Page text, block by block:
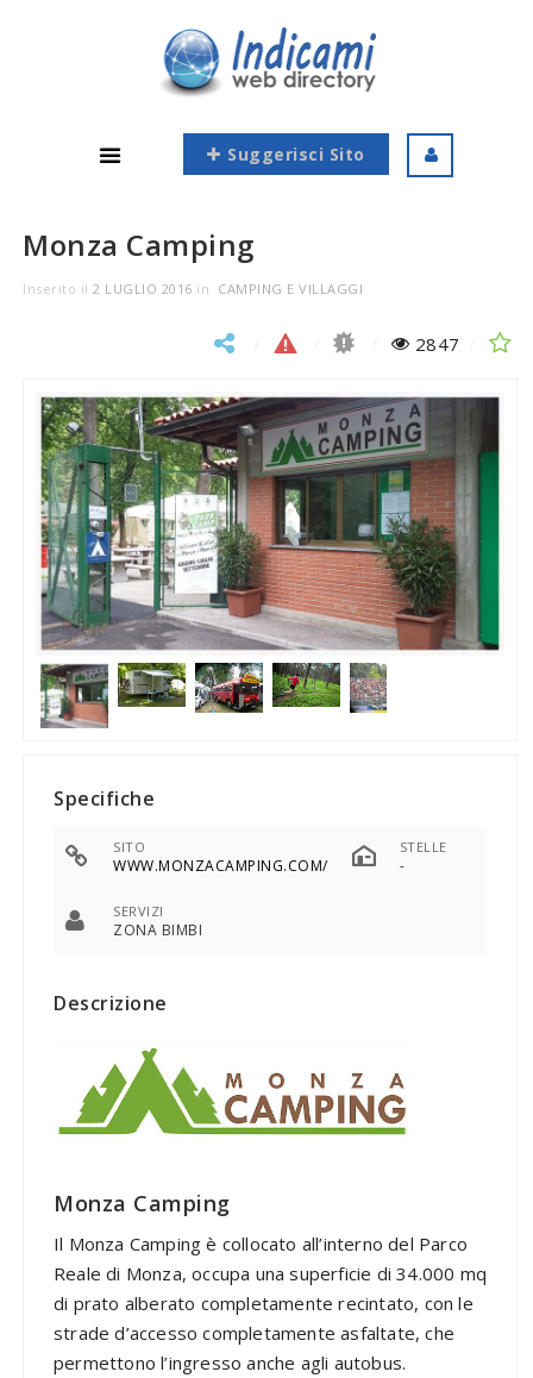
Suggerisci Sito
Monza Camping
Inserito il 2 LUGLIO 2016 in CAMPING E VILLAGGI
2847
Specifiche
SITO
WWW.MONZACAMPING.COM/
STELLE
-
SERVIZI
ZONA BIMBI
Descrizione
Monza Camping
Il Monza Camping è collocato all’interno del Parco
Reale di Monza, occupa una superficie di 34.000 mq
di prato alberato completamente recintato, con le
strade d’accesso completamente asfaltate, che
permettono l’ingresso anche agli autobus.